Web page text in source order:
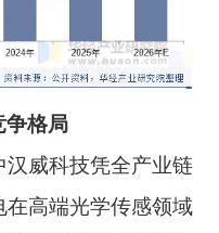
争格局
威科技凭全产业链
高端光学传感领域